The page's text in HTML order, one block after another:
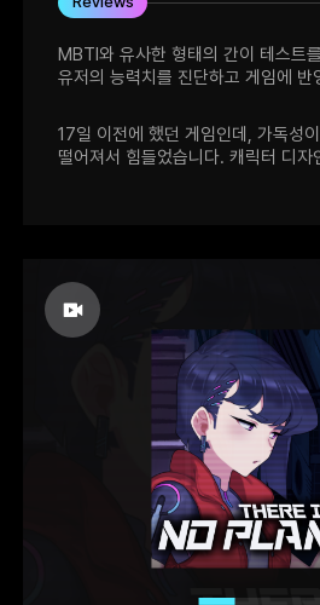
MBTI와 유사한 형태의 간이 테스트
유저의 능력치를 진단하고 게임에 반
로그라이크를 표방하는 작품인만큼
굉장히 많이 나옵니다. 전체적으로 전
학원물이 뒤섞인 분위기인데 서술이
디자인은 기대했던 것보다 더 디테일
마음에 들었습니다. 맥락과 동떨어진
느닷없이 답변으로 등장하는 부분은
당황스러웠으나 선택지가 아니어서
자체에는 크게 영향을 주지 않아 부
플레이할 수 있었습니다.
17일 이전에 했던 게임인데, 가독성
떨어져서 힘들었습니다. 캐릭터 디자